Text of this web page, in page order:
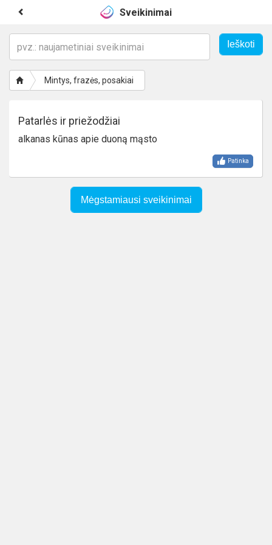
Sveikinimai
Mintys, frazės, posakiai
Patarlės ir priežodžiai
alkanas kūnas apie duoną mąsto
Patinka
Mėgstamiausi sveikinimai